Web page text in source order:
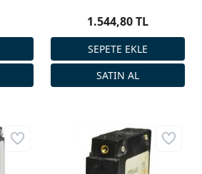
1.544,80 TL